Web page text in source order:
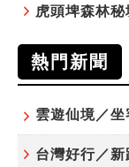
熱門新聞
雲遊仙境／